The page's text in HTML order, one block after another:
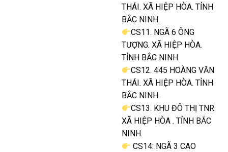
THÁI. XÃ HIỆP HÒA. TỈNH
BẮC NINH.
CS11. NGÃ 6 ÔNG
TƯỢNG. XÃ HIỆP HÒA.
TỈNH BẮC NINH.
CS12. 445 HOÀNG VĂN
THÁI. XÃ HIỆP HÒA. TỈNH
BẮC NINH.
CS13. KHU ĐÔ THỊ TNR.
XÃ HIỆP HÒA . TỈNH BẮC
NINH.
CS14: NGÃ 3 CAO